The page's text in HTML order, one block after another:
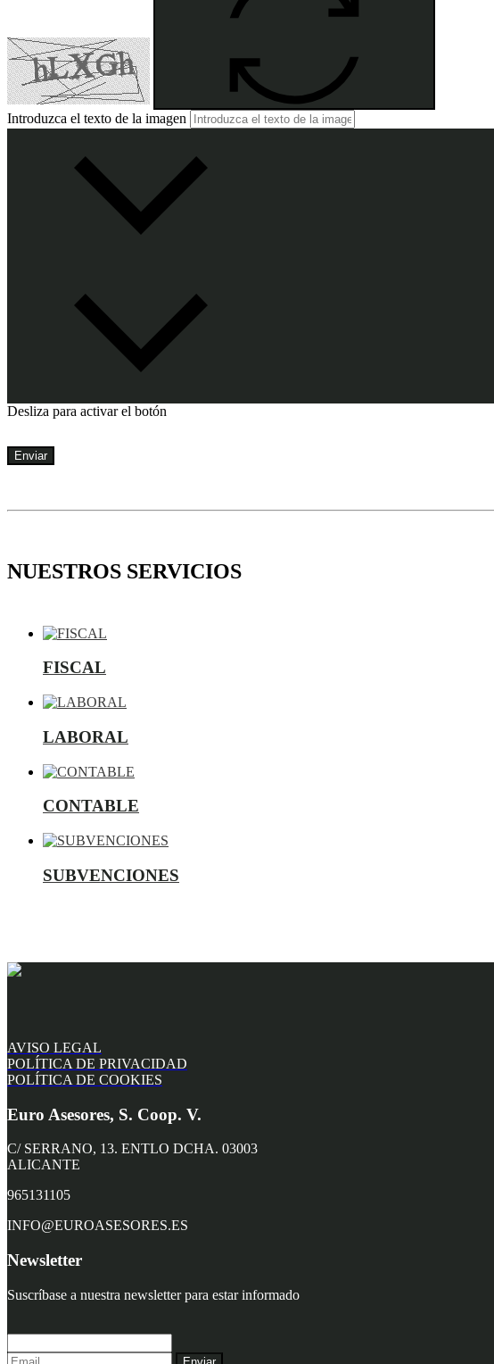
Introduzca el texto de la imagen
Desliza para activar el botón
Enviar
NUESTROS SERVICIOS
FISCAL
LABORAL
CONTABLE
SUBVENCIONES
AVISO LEGAL
POLÍTICA DE PRIVACIDAD
POLÍTICA DE COOKIES
Euro Asesores, S. Coop. V.
C/ SERRANO, 13. ENTLO DCHA. 03003
ALICANTE
965131105
INFO@EUROASESORES.ES
Newsletter
Suscríbase a nuestra newsletter para estar informado